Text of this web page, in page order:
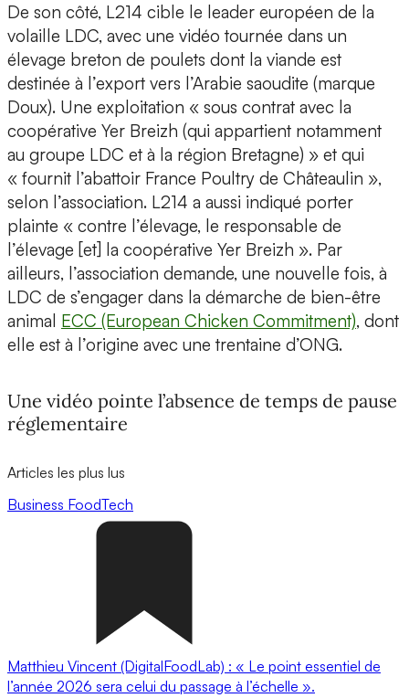
De son côté, L214 cible le leader européen de la
volaille LDC, avec une vidéo tournée dans un
élevage breton de poulets dont la viande est
destinée à l’export vers l’Arabie saoudite (marque
Doux). Une exploitation « sous contrat avec la
coopérative Yer Breizh (qui appartient notamment
au groupe LDC et à la région Bretagne) » et qui
« fournit l’abattoir France Poultry de Châteaulin »,
selon l’association. L214 a aussi indiqué porter
plainte « contre l’élevage, le responsable de
l’élevage [et] la coopérative Yer Breizh ». Par
ailleurs, l’association demande, une nouvelle fois, à
LDC de s’engager dans la démarche de bien-être
animal ECC (European Chicken Commitment), dont
elle est à l’origine avec une trentaine d’ONG.
Une vidéo pointe l’absence de temps de pause
réglementaire
Articles les plus lus
Business FoodTech
Matthieu Vincent (DigitalFoodLab) : « Le point essentiel de
l’année 2026 sera celui du passage à l’échelle ».